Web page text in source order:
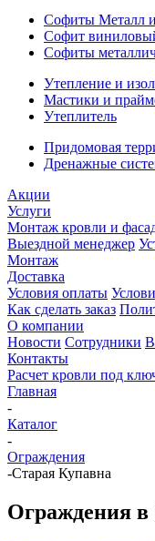
Софиты Металл
Софит
Софиты
Утепление и
Мастики и
Утеплитель
Придомовая
Дренажные
Акции
Услуги
Монтаж кровли и
Выездной менеджер
Монтаж
Доставка
Условия оплаты
Как сделать заказ
О компании
Новости Сотрудники
Контакты
Расчет кровли под
Главная
-
Каталог
-
Ограждения
-Старая Купавна
Ограждения в